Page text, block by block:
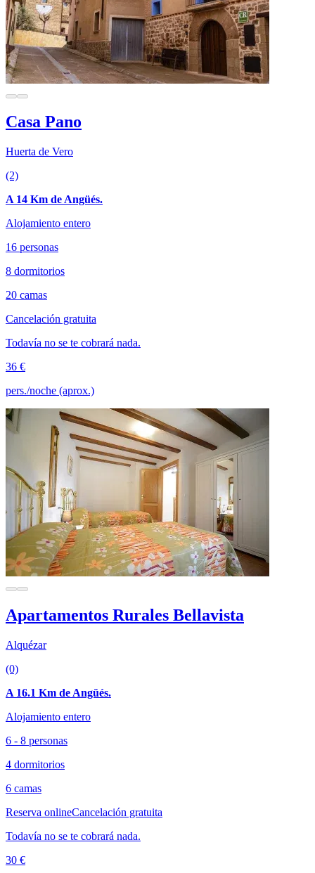
Casa Pano
Huerta de Vero
(2)
A 14 Km de Angüés.
Alojamiento entero
16 personas
8 dormitorios
20 camas
Cancelación gratuita
Todavía no se te cobrará nada.
36 €
pers./noche (aprox.)
Apartamentos Rurales Bellavista
Alquézar
(0)
A 16.1 Km de Angüés.
Alojamiento entero
6 - 8 personas
4 dormitorios
6 camas
Reserva onlineCancelación gratuita
Todavía no se te cobrará nada.
30 €